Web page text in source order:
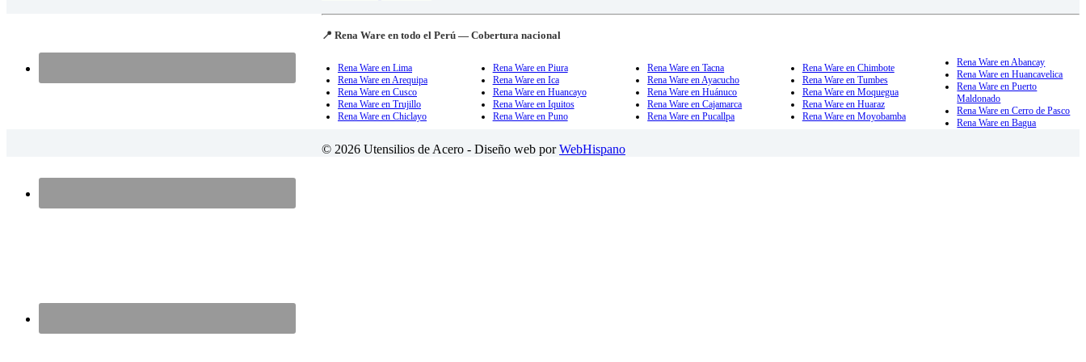
📍 Rena Ware en todo el Perú — Cobertura nacional
Rena Ware en Lima
Rena Ware en Arequipa
Rena Ware en Cusco
Rena Ware en Trujillo
Rena Ware en Chiclayo
Rena Ware en Piura
Rena Ware en Ica
Rena Ware en Huancayo
Rena Ware en Iquitos
Rena Ware en Puno
Rena Ware en Tacna
Rena Ware en Ayacucho
Rena Ware en Huánuco
Rena Ware en Cajamarca
Rena Ware en Pucallpa
Rena Ware en Chimbote
Rena Ware en Tumbes
Rena Ware en Moquegua
Rena Ware en Huaraz
Rena Ware en Moyobamba
Rena Ware en Abancay
Rena Ware en Huancavelica
Rena Ware en Puerto
Maldonado
Rena Ware en Cerro de Pasco
Rena Ware en Bagua
© 2026 Utensilios de Acero - Diseño web porWebHispano